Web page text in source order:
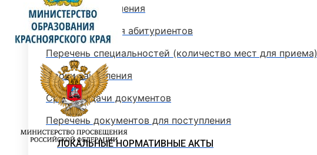
Стоимость обучения
Информация для абитуриентов
Перечень специальностей (количество мест для приема)
Сроки зачисления
Сроки подачи документов
Перечень документов для поступления
ЛОКАЛЬНЫЕ НОРМАТИВНЫЕ АКТЫ